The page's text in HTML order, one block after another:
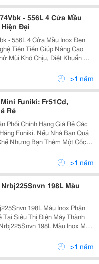
- 556L 4 Cửa Mầu
Đại
- 556L 4 Cửa Mầu Inox Đen
Tiên Tiến Giúp Nâng Cao
Mùi Khó Chịu, Diệt Khuẩn Để
Ngon Hơn Và Sử Dụng
>1 năm
Funiki: Fr51Cd,
Rẻ
Phối Chính Hãng Giá Rẻ Các
Nhà Bạn Quá
Nhưng Bạn Thèm Một Cốc
Ngày Hè Hay Cần Phải Bảo
Lượng Ít Thì Tủ Lạnh Mini Fu
>1 năm
198L Màu
198L Màu Inox Phân
Tại Siêu Thị Điện Máy Thành
>1 năm